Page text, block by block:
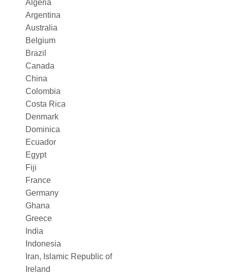
Algeria
Argentina
Australia
Belgium
Brazil
Canada
China
Colombia
Costa Rica
Denmark
Dominica
Ecuador
Egypt
Fiji
France
Germany
Ghana
Greece
India
Indonesia
Iran, Islamic Republic of
Ireland